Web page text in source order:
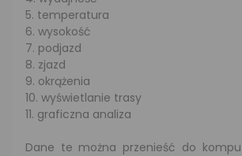
5. temperatura
6. wysokość
7. podjazd
8. zjazd
9. okrążenia
10. wyświetlanie trasy
11. graficzna analiza
Dane te można przenieść do